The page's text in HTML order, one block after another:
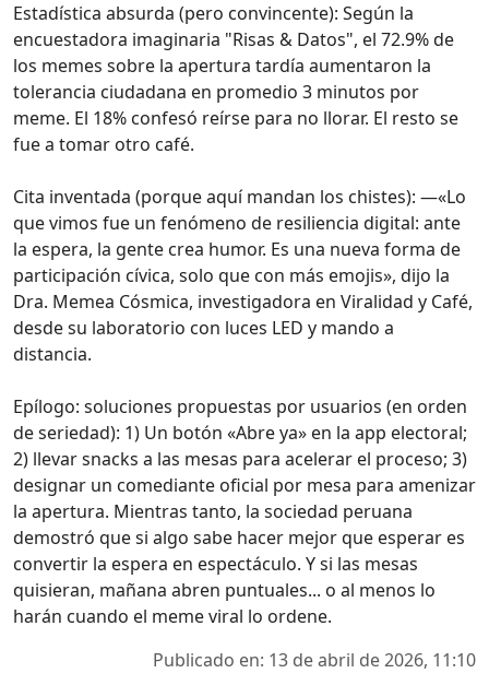
Estadística absurda (pero convincente): Según la
encuestadora imaginaria "Risas & Datos", el 72.9% de
los memes sobre la apertura tardía aumentaron la
tolerancia ciudadana en promedio 3 minutos por
meme. El 18% confesó reírse para no llorar. El resto se
fue a tomar otro café.
Cita inventada (porque aquí mandan los chistes): —«Lo
que vimos fue un fenómeno de resiliencia digital: ante
la espera, la gente crea humor. Es una nueva forma de
participación cívica, solo que con más emojis», dijo la
Dra. Memea Cósmica, investigadora en Viralidad y Café,
desde su laboratorio con luces LED y mando a
distancia.
Epílogo: soluciones propuestas por usuarios (en orden
de seriedad): 1) Un botón «Abre ya» en la app electoral;
2) llevar snacks a las mesas para acelerar el proceso; 3)
designar un comediante oficial por mesa para amenizar
la apertura. Mientras tanto, la sociedad peruana
demostró que si algo sabe hacer mejor que esperar es
convertir la espera en espectáculo. Y si las mesas
quisieran, mañana abren puntuales... o al menos lo
harán cuando el meme viral lo ordene.
Publicado en: 13 de abril de 2026, 11:10